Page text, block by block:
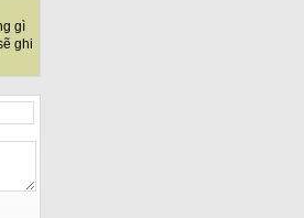
gì
ghi